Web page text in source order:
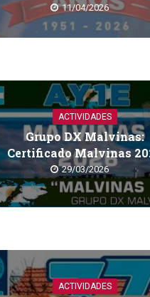
11/04/2026
ACTIVIDADES
Grupo DX Malvinas:
Certificado Malvinas
29/03/2026
ACTIVIDADES